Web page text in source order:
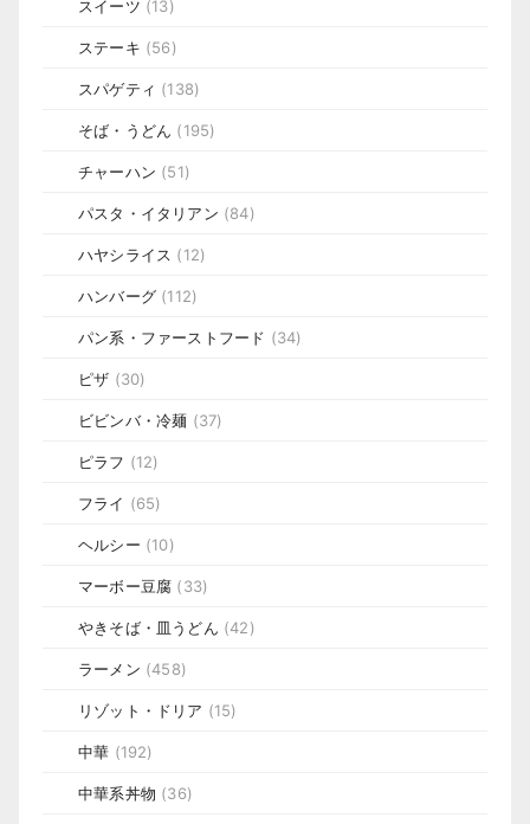
スイーツ (13)
ステーキ (56)
スパゲティ (138)
そば・うどん (195)
チャーハン (51)
パスタ・イタリアン (84)
ハヤシライス (12)
ハンバーグ (112)
パン系・ファーストフード (34)
ピザ (30)
ビビンバ・冷麺 (37)
ピラフ (12)
フライ (65)
ヘルシー (10)
マーボー豆腐 (33)
やきそば・皿うどん (42)
ラーメン (458)
リゾット・ドリア (15)
中華 (192)
中華系丼物 (36)